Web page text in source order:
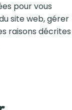
pour vous
site web, gérer
raisons décrites